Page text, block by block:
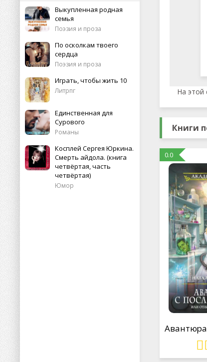
Выкупленная родная
семья
Поэзия и проза
По осколкам твоего
сердца
Поэзия и проза
Играть, чтобы жить 10
Литрпг
Единственная для
Сурового
Романы
Косплей Сергея Юркина.
Смерть айдола. (книга
четвёртая, часть
четвёртая)
Юмор
На этой
Книги
0.0